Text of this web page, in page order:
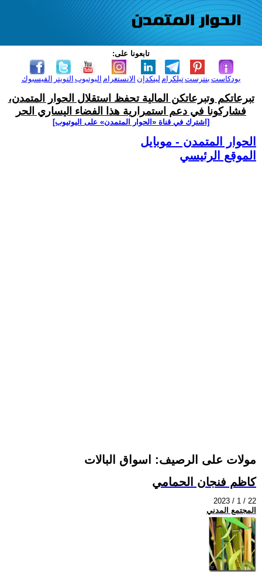
تابعونا على:
الفيسبوك التويتر اليوتيوب الانستغرام لينكدإن تيلكرامبنترست بودكاست
تبرعاتكم وتبرعاتكن المالية تحفظ استقلال الحوار المتمدن،
فشاركونا في دعم استمرارية هذا الفضاء اليساري الحر
[اشترك في قناة ‫«الحوار المتمدن» على اليوتيوب]
الحوار المتمدن - موبايل
الموقع الرئيسي
مولات على الرصيف: اسواق البالات
كاظم فنجان الحمامي
2023 / 1 / 22
المجتمع المدني